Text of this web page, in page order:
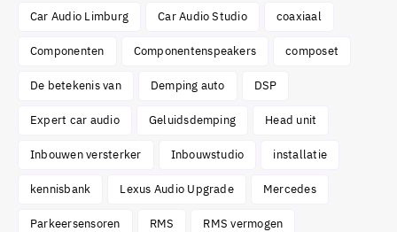
Car Audio Limburg Car Audio Studio coaxiaal
Componenten Componentenspeakers composet
De betekenis van Demping auto DSP
Expert car audio Geluidsdemping Head unit
Inbouwen versterker Inbouwstudio installatie
kennisbank Lexus Audio Upgrade Mercedes
Parkeersensoren RMS RMS vermogen